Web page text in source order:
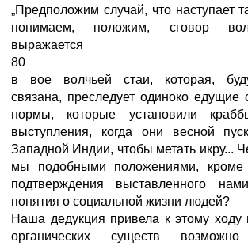
„Предположим случай, что наступает
понимаем, положим, сговор
выражается
80
в вое волчьей стаи, которая,
связана, преследует одиноко
нормы, которые установили
выступления, когда они весной
Западной Индии, чтобы метать икру...
мы подобными положениями, кроме
подтверждения выставленного
понятия о социальной жизни людей?
Наша дедукция привела к этому
органических существ